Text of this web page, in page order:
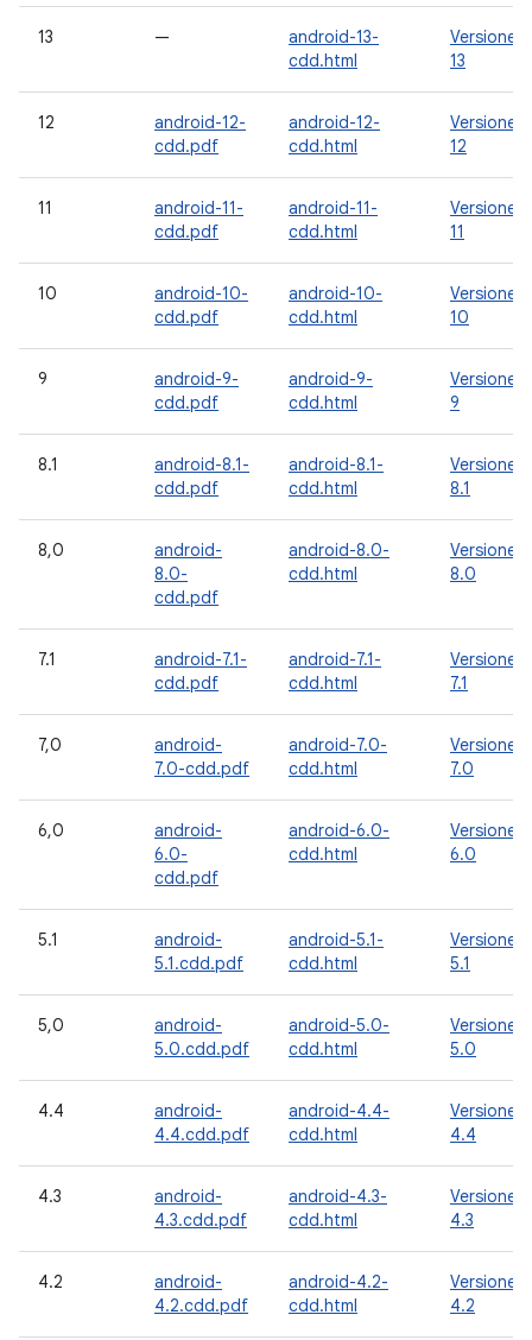
13 —
android-13-
cdd.html
Versione
13
12
android-12-
cdd.pdf
android-12-
cdd.html
Versione
12
11
android-11-
cdd.pdf
android-11-
cdd.html
Versione
11
10
android-10-
cdd.pdf
android-10-
cdd.html
Versione
10
9
android-9-
cdd.pdf
android-9-
cdd.html
Versione
9
8.1
android-8.1-
cdd.pdf
android-8.1-
cdd.html
Versione
8.1
8,0
android-
8.0-
cdd.pdf
android-8.0-
cdd.html
Versione
8.0
7.1
android-7.1-
cdd.pdf
android-7.1-
cdd.html
Versione
7.1
7,0
android-
7.0-cdd.pdf
android-7.0-
cdd.html
Versione
7.0
6,0
android-
6.0-
cdd.pdf
android-6.0-
cdd.html
Versione
6.0
5.1
android-
5.1.cdd.pdf
android-5.1-
cdd.html
Versione
5.1
5,0
android-
5.0.cdd.pdf
android-5.0-
cdd.html
Versione
5.0
4.4
android-
4.4.cdd.pdf
android-4.4-
cdd.html
Versione
4.4
4.3
android-
4.3.cdd.pdf
android-4.3-
cdd.html
Versione
4.3
4.2
android-
4.2.cdd.pdf
android-4.2-
cdd.html
Versione
4.2